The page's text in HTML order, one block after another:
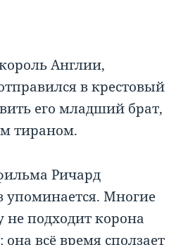
Англии,
в крестовый
его младший брат,
тираном.
Ричард
упоминается. Многие
подходит корона
всё время сползает